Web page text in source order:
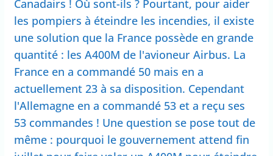
Canadairs ! Où sont-ils ? Pourtant, pour aider
les pompiers à éteindre les incendies, il existe
une solution que la France possède en grande
quantité : les A400M de l'avioneur Airbus. La
France en a commandé 50 mais en a
actuellement 23 à sa disposition. Cependant
l'Allemagne en a commandé 53 et a reçu ses
53 commandes ! Une question se pose tout de
même : pourquoi le gouvernement attend fin